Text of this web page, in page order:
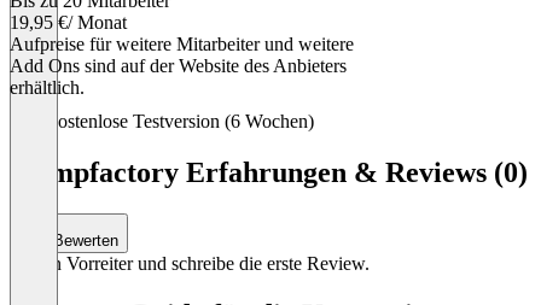
19,95 €/ Monat
Aufpreise für weitere Mitarbeiter und weitere
Add Ons sind auf der Website des Anbieters
erhältlich.
Kostenlose Testversion (6 Wochen)
Stampfactory Erfahrungen & Reviews (0)
Bewerten
Sei ein Vorreiter und schreibe die erste Review.